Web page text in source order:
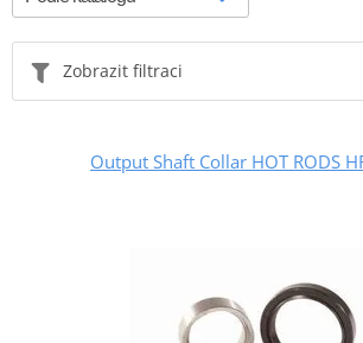
Zobrazit filtraci
Output Shaft Collar HOT RODS